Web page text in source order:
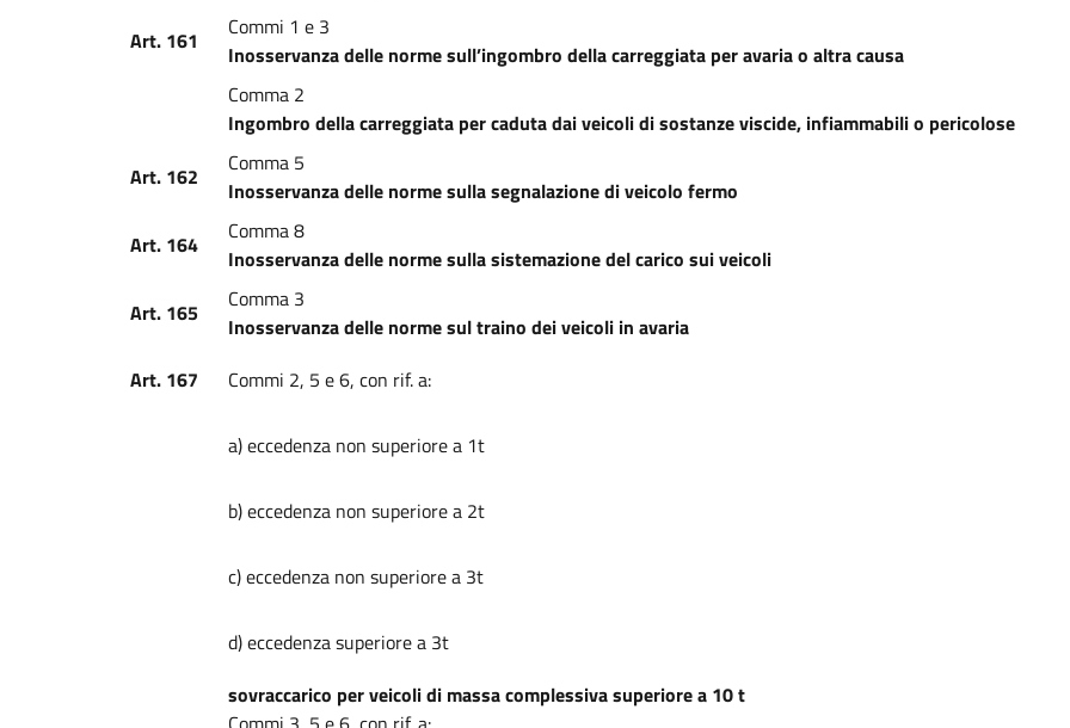
Art. 161
Commi 1 e 3
Inosservanza delle norme sull’ingombro della carreggiata per avaria o altra causa
Comma 2
Ingombro della carreggiata per caduta dai veicoli di sostanze viscide, infiammabili o pericolose
Art. 162
Comma 5
Inosservanza delle norme sulla segnalazione di veicolo fermo
Art. 164
Comma 8
Inosservanza delle norme sulla sistemazione del carico sui veicoli
Art. 165
Comma 3
Inosservanza delle norme sul traino dei veicoli in avaria
Art. 167 Commi 2, 5 e 6, con rif. a:
a) eccedenza non superiore a 1t
b) eccedenza non superiore a 2t
c) eccedenza non superiore a 3t
d) eccedenza superiore a 3t
sovraccarico per veicoli di massa complessiva superiore a 10 t